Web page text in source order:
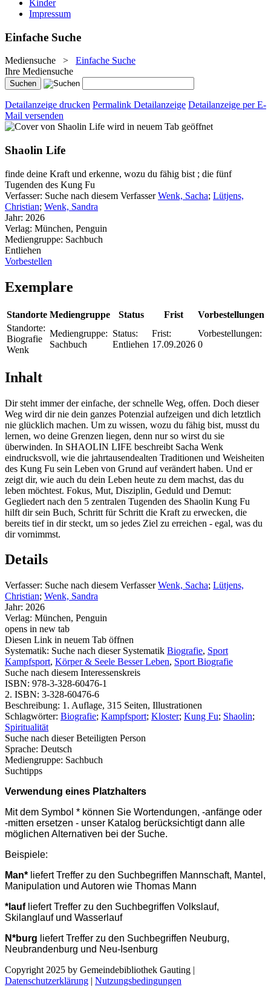
Kinder
Impressum
Einfache Suche
Mediensuche > Einfache Suche
Ihre Mediensuche
Detailanzeige drucken Permalink Detailanzeige Detailanzeige per E-
Mail versenden
wird in neuem Tab geöffnet
Shaolin Life
finde deine Kraft und erkenne, wozu du fähig bist ; die fünf
Tugenden des Kung Fu
Verfasser: Suche nach diesem Verfasser Wenk, Sacha; Lütjens,
Christian; Wenk, Sandra
Jahr: 2026
Verlag: München, Penguin
Mediengruppe: Sachbuch
Entliehen
Vorbestellen
Exemplare
Standorte Mediengruppe Status Frist
Vorbestellungen
Standorte:
Biografie
Wenk
Mediengruppe:
Sachbuch
Status:
Entliehen
Frist:
17.09.2026
Vorbestellungen:
0
Inhalt
Dir steht immer der einfache, der schnelle Weg, offen. Doch dieser
Weg wird dir nie dein ganzes Potenzial aufzeigen und dich letztlich
nie glücklich machen. Um zu wissen, wozu du fähig bist, musst du
lernen, wo deine Grenzen liegen, denn nur so wirst du sie
überwinden. In SHAOLIN LIFE beschreibt Sacha Wenk
eindrucksvoll, wie die jahrtausendealten Traditionen und Weisheiten
des Kung Fu sein Leben von Grund auf verändert haben. Und er
zeigt dir, wie auch du dein Leben heute zu dem machst, das du
leben möchtest. Fokus, Mut, Disziplin, Geduld und Demut:
Gegliedert nach den 5 zentralen Tugenden des Shaolin Kung Fu
hilft dir sein Buch, Schritt für Schritt die Kraft zu erwecken, die
bereits tief in dir steckt, um so jedes Ziel zu erreichen - egal, was du
dir vornimmst.
Details
Verfasser: Suche nach diesem Verfasser Wenk, Sacha; Lütjens,
Christian; Wenk, Sandra
Jahr: 2026
Verlag: München, Penguin
opens in new tab
Diesen Link in neuem Tab öffnen
Systematik: Suche nach dieser Systematik Biografie, Sport
Kampfsport, Körper & Seele Besser Leben, Sport Biografie
Suche nach diesem Interessenskreis
ISBN: 978-3-328-60476-1
2. ISBN: 3-328-60476-6
Beschreibung: 1. Auflage, 315 Seiten, Illustrationen
Schlagwörter: Biografie; Kampfsport; Kloster; Kung Fu; Shaolin;
Spiritualität
Suche nach dieser Beteiligten Person
Sprache: Deutsch
Mediengruppe: Sachbuch
Suchtipps
Verwendung eines Platzhalters
Mit dem Symbol * können Sie Wortendungen, -anfänge oder
-mitten ersetzen - unser Katalog berücksichtigt dann alle
möglichen Alternativen bei der Suche.
Beispiele:
Man* liefert Treffer zu den Suchbegriffen Mannschaft, Mantel,
Manipulation und Autoren wie Thomas Mann
*lauf liefert Treffer zu den Suchbegriffen Volkslauf,
Skilanglauf und Wasserlauf
N*burg liefert Treffer zu den Suchbegriffen Neuburg,
Neubrandenburg und Neu-Isenburg
Copyright 2025 by Gemeindebibliothek Gauting |
Datenschutzerklärung | Nutzungsbedingungen